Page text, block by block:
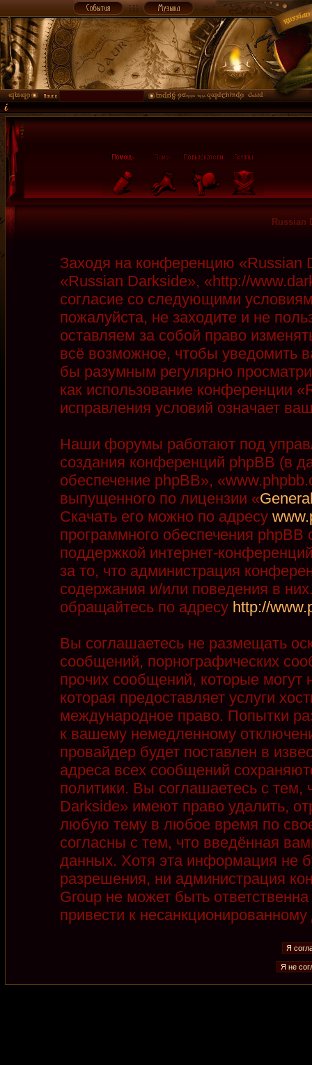
Russian
Заходя на конференцию
«Russian Darkside», «http://
согласие со следующими
пожалуйста, не заходите и не
оставляем за собой право
всё возможное, чтобы уведомить
бы разумным регулярно
как использование конференции
исправления условий означает
Наши форумы работают под
создания конференций phpBB (в
обеспечение phpBB»,
выпущенного по лицензии «
Скачать его можно по адресу
программного обеспечения phpBB
поддержкой интернет-
за то, что администрация
содержания и/или поведения в
обращайтесь по адресу http://
Вы соглашаетесь не размещать
сообщений, порнографических
прочих сообщений, которые
которая предоставляет услуги
международное право. Попытки
к вашему немедленному
провайдер будет поставлен в
адреса всех сообщений
политики. Вы соглашаетесь с
Darkside» имеют право удалить,
любую тему в любое время по
согласны с тем, что введённая
данных. Хотя эта информация не
разрешения, ни администрация
Group не может быть
привести к несанкционированному